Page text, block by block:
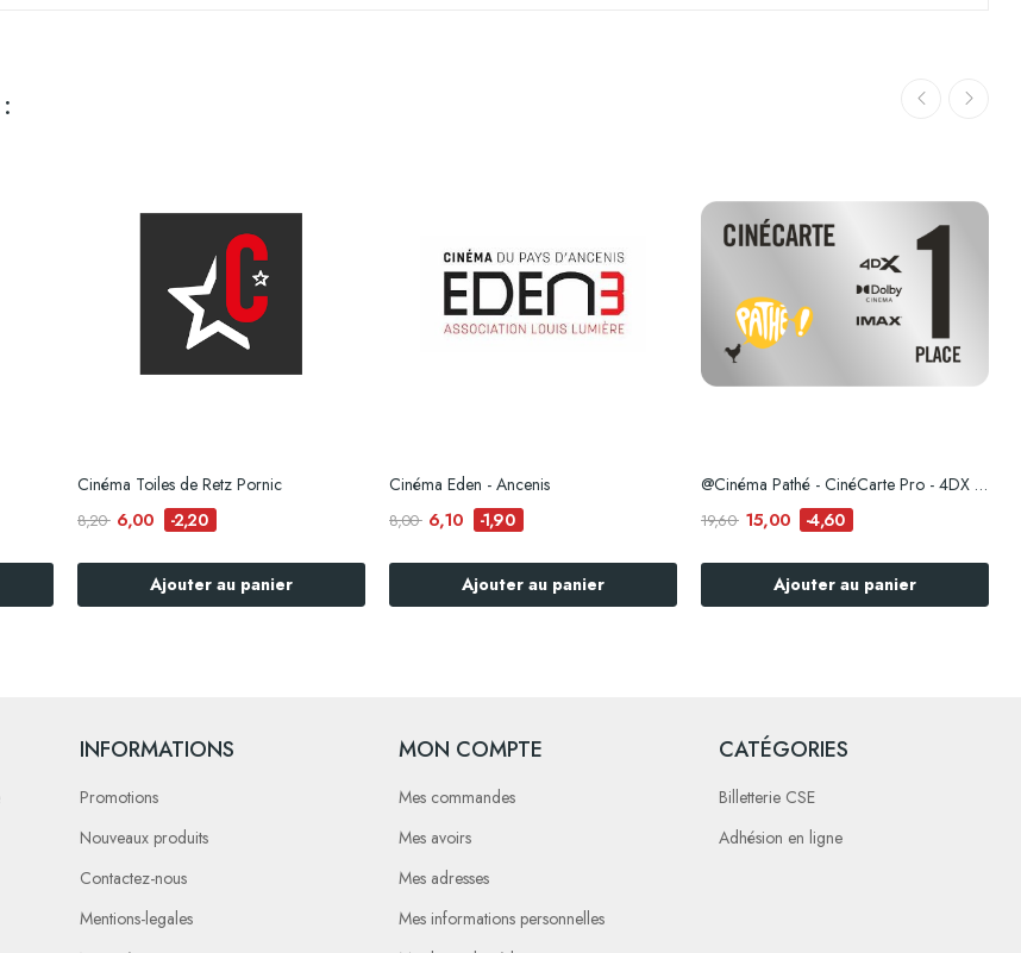
Cinéma Toiles de Retz Pornic
8,20 6,00 -2,20
Ajouter au panier
Cinéma Eden - Ancenis
8,00 6,10 -1,90
Ajouter au panier
@Cinéma Pathé - CinéCarte Pro - 4DX IMAX Dolby...
19,60 15,00 -4,60
Ajouter au panier
INFORMATIONS
Promotions
Nouveaux produits
Contactez-nous
Mentions-legales
MON COMPTE
Mes commandes
Mes avoirs
Mes adresses
Mes informations personnelles
CATÉGORIES
Billetterie CSE
Adhésion en ligne